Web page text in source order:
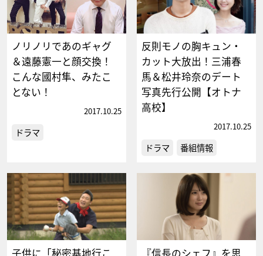
ノリノリであのギャグ
＆遠藤憲一と顔交換！
こんな國村隼、みたこ
とない！
2017.10.25
ドラマ
反則モノの胸キュン・
カット大放出！三浦春
馬＆松井玲奈のデート
写真先行公開【オトナ
高校】
2017.10.25
ドラマ 番組情報
子供に「秘密基地行こ 『信長のシェフ』を思